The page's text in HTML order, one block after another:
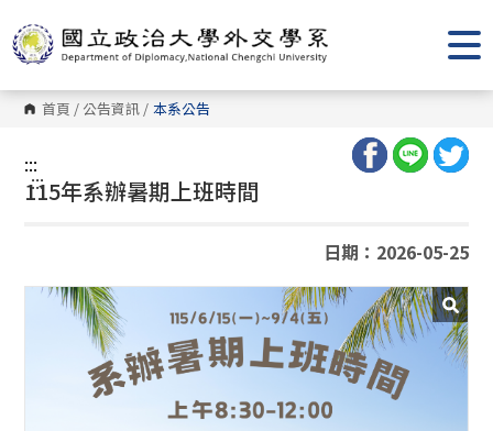
到
主
要
內
容
區 首頁 / 公告資訊 / 本系公告
:::
:::
115年系辦暑期上班時間
日期：2026-05-25